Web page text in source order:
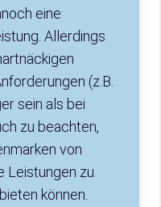
eine
Allerdings
(z.B.
sein als bei
zu beachten,
von
Leistungen zu
können.